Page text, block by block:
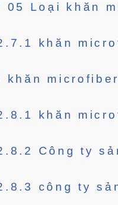
05 Loại khăn
khăn
khăn
khăn
Công ty
công ty